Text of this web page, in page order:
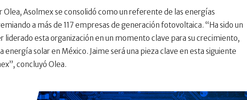
Olea, Asolmex se consolidó como un referente de las energías
a más de 117 empresas de generación fotovoltaica. “Ha sido un
liderado esta organización en un momento clave para su crecimiento,
energía solar en México. Jaime será una pieza clave en esta siguiente
concluyó Olea.